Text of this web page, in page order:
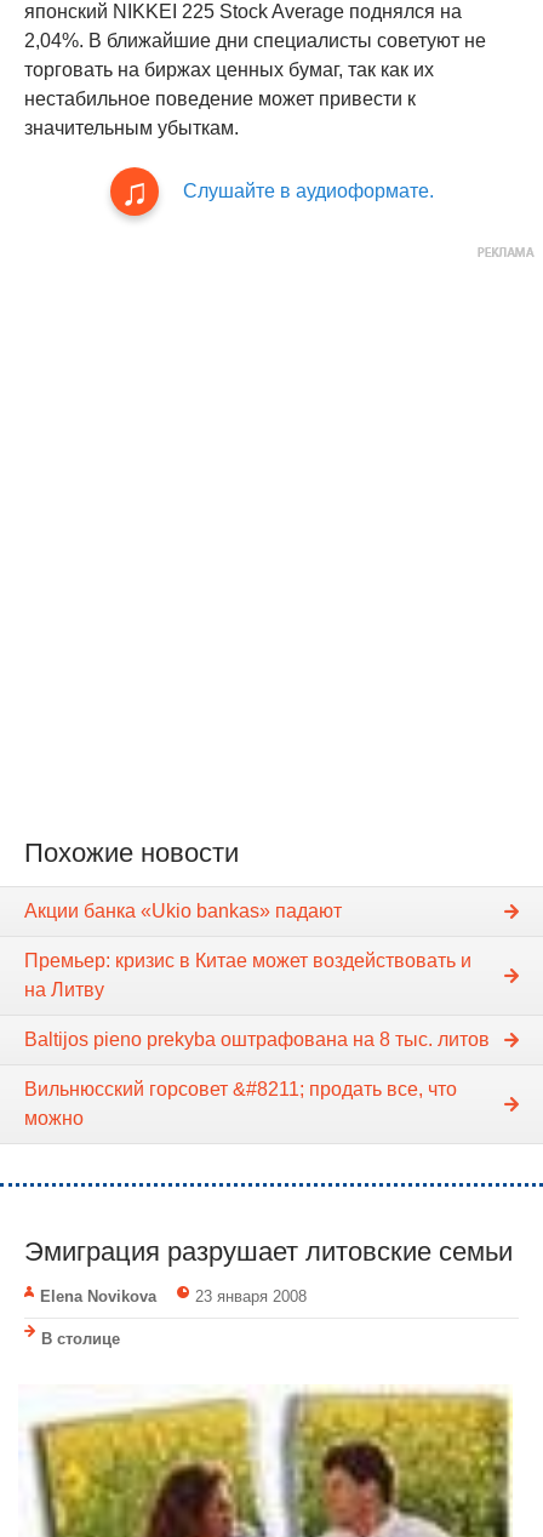
японский NIKKEI 225 Stock Average поднялся на
2,04%. В ближайшие дни специалисты советуют не
торговать на биржах ценных бумаг, так как их
нестабильное поведение может привести к
значительным убыткам.
Слушайте в аудиоформате.
Похожие новости
Акции банка «Ukio bankas» падают
Премьер: кризис в Китае может воздействовать и
на Литву
Baltijos pieno prekyba оштрафована на 8 тыс. литов
Вильнюсский горсовет &#8211; продать все, что
можно
Эмиграция разрушает литовские семьи
Elena Novikova 23 января 2008
В столице